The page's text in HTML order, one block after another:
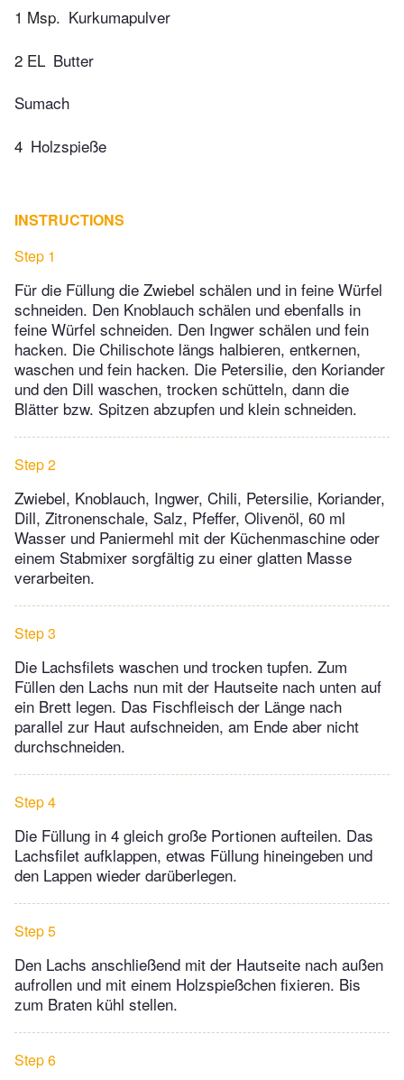
1 Msp. Kurkumapulver
2 EL Butter
Sumach
4 Holzspieße
INSTRUCTIONS
Step 1
Für die Füllung die Zwiebel schälen und in feine Würfel
schneiden. Den Knoblauch schälen und ebenfalls in
feine Würfel schneiden. Den Ingwer schälen und fein
hacken. Die Chilischote längs halbieren, entkernen,
waschen und fein hacken. Die Petersilie, den Koriander
und den Dill waschen, trocken schütteln, dann die
Blätter bzw. Spitzen abzupfen und klein schneiden.
Step 2
Zwiebel, Knoblauch, Ingwer, Chili, Petersilie, Koriander,
Dill, Zitronenschale, Salz, Pfeffer, Olivenöl, 60 ml
Wasser und Paniermehl mit der Küchenmaschine oder
einem Stabmixer sorgfältig zu einer glatten Masse
verarbeiten.
Step 3
Die Lachsfilets waschen und trocken tupfen. Zum
Füllen den Lachs nun mit der Hautseite nach unten auf
ein Brett legen. Das Fischfleisch der Länge nach
parallel zur Haut aufschneiden, am Ende aber nicht
durchschneiden.
Step 4
Die Füllung in 4 gleich große Portionen aufteilen. Das
Lachsfilet aufklappen, etwas Füllung hineingeben und
den Lappen wieder darüberlegen.
Step 5
Den Lachs anschließend mit der Hautseite nach außen
aufrollen und mit einem Holzspießchen fixieren. Bis
zum Braten kühl stellen.
Step 6